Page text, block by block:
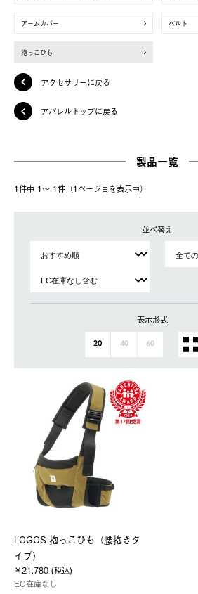
アームカバー ベルト
抱っこひも
アクセサリーに戻る
アパレルトップに戻る
製品一覧
1件中 1〜 1件（1ページ⽬を表⽰中）
並べ替え
表示形式
20 40 60
LOGOS 抱っこひも（腰抱きタ
イプ）
￥21,780 (税込)
EC在庫なし